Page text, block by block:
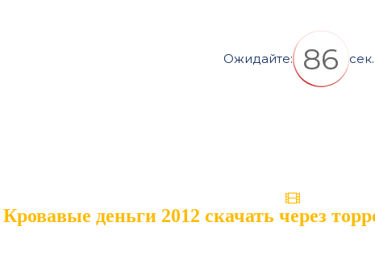
Ожидайте: 85 сек.
Кровавые деньги 2012 скачать через